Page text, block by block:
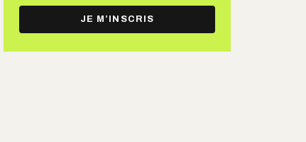
mail
JE M’INSCRIS